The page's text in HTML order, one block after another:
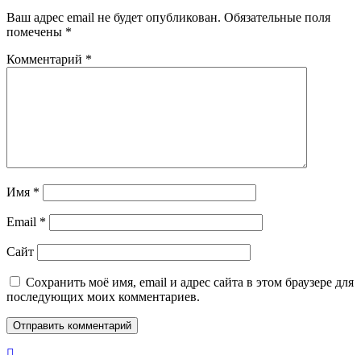
Ваш адрес email не будет опубликован. Обязательные поля
помечены *
Комментарий *
Имя *
Email *
Сайт
Сохранить моё имя, email и адрес сайта в этом браузере для
последующих моих комментариев.